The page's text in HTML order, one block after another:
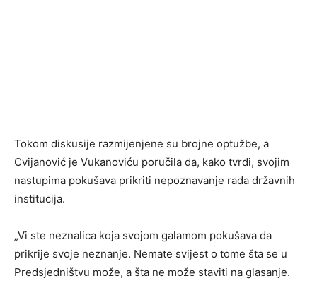
Tokom diskusije razmijenjene su brojne optužbe, a
Cvijanović je Vukanoviću poručila da, kako tvrdi, svojim
nastupima pokušava prikriti nepoznavanje rada državnih
institucija.
„Vi ste neznalica koja svojom galamom pokušava da
prikrije svoje neznanje. Nemate svijest o tome šta se u
Predsjedništvu može, a šta ne može staviti na glasanje.